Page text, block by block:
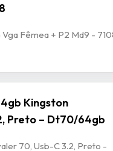
Fêmea + P2 Md9 -
Kingston
Preto – Dt70/64gb
70, Usb-C 3.2, Preto -